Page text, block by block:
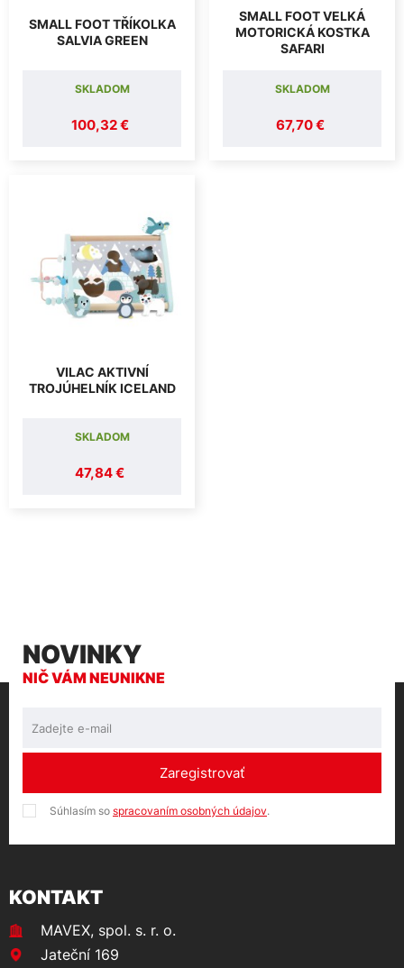
SMALL FOOT TŘÍKOLKA
SALVIA GREEN
100,32 €
SKLADOM
SMALL FOOT VELKÁ
MOTORICKÁ KOSTKA
SAFARI
67,70 €
SKLADOM
VILAC AKTIVNÍ
TROJÚHELNÍK ICELAND
47,84 €
SKLADOM
NOVINKY
NIČ VÁM NEUNIKNE
Zaregistrovať
Súhlasím so spracovaním osobných údajov.
KONTAKT
MAVEX, spol. s. r. o.
Jateční 169